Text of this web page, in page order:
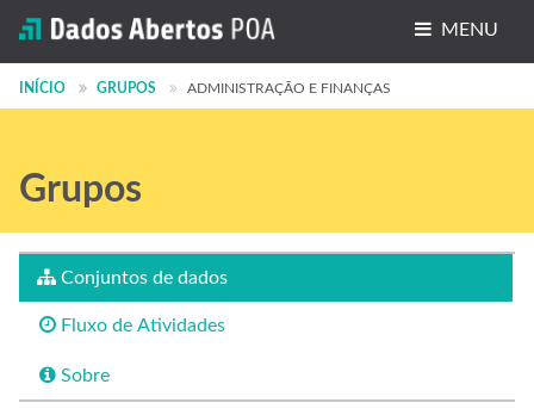
MENU
Conjuntos de dados
Grupos
INÍCIO GRUPOS ADMINISTRAÇÃO E FINANÇAS
Grupos
Conjuntos de dados
Fluxo de Atividades
Sobre